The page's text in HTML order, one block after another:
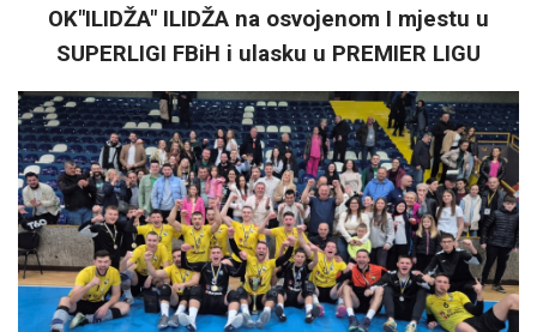
OK"ILIDŽA" ILIDŽA na osvojenom I mjestu u
SUPERLIGI FBiH i ulasku u PREMIER LIGU